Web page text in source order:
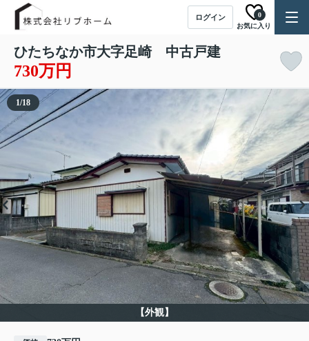
ログイン
お気に入り
0
ひたちなか市大字足崎 中古戸建
730万円
【外観】
1/18